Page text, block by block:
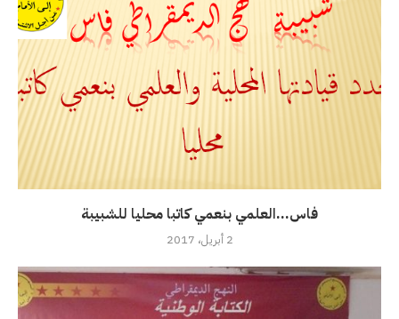
فاس…العلمي بنعمي كاتبا محليا للشبيبة
2 أبريل، 2017